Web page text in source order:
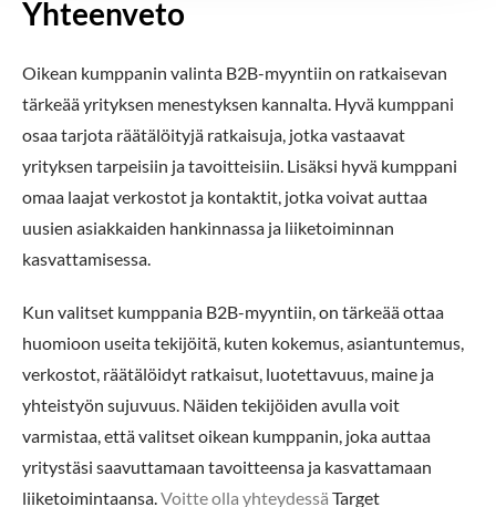
Yhteenveto
Oikean kumppanin valinta B2B-myyntiin on ratkaisevan
tärkeää yrityksen menestyksen kannalta. Hyvä kumppani
osaa tarjota räätälöityjä ratkaisuja, jotka vastaavat
yrityksen tarpeisiin ja tavoitteisiin. Lisäksi hyvä kumppani
omaa laajat verkostot ja kontaktit, jotka voivat auttaa
uusien asiakkaiden hankinnassa ja liiketoiminnan
kasvattamisessa.
Kun valitset kumppania B2B-myyntiin, on tärkeää ottaa
huomioon useita tekijöitä, kuten kokemus, asiantuntemus,
verkostot, räätälöidyt ratkaisut, luotettavuus, maine ja
yhteistyön sujuvuus. Näiden tekijöiden avulla voit
varmistaa, että valitset oikean kumppanin, joka auttaa
yritystäsi saavuttamaan tavoitteensa ja kasvattamaan
liiketoimintaansa.Voitte olla yhteydessä Target